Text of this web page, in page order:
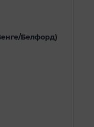
Белфорд)